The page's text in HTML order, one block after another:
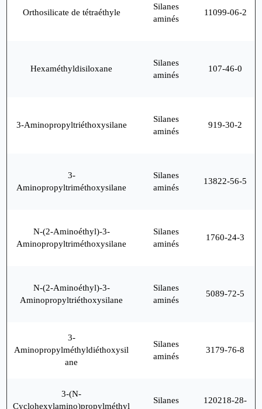
Orthosilicate de tétraéthyle
Silanes
aminés
11099-06-2
Hexaméthyldisiloxane
Silanes
aminés
107-46-0
3-Aminopropyltriéthoxysilane
Silanes
aminés
919-30-2
3-
Aminopropyltriméthoxysilane
Silanes
aminés
13822-56-5
N-(2-Aminoéthyl)-3-
Aminopropyltriméthoxysilane
Silanes
aminés
1760-24-3
N-(2-Aminoéthyl)-3-
Aminopropyltriéthoxysilane
Silanes
aminés
5089-72-5
3-
Aminopropylméthyldiéthoxysil
ane
Silanes
aminés
3179-76-8
3-(N-
Cyclohexylamino)propylméthyl
Silanes
120218-28-